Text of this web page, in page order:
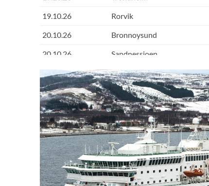
19.10.26 Rorvik
20.10.26 Bronnoysund
20.10.26 Sandnessjoen
20.10.26 Nesna
20.10.26 Ornes
20.10.26 Bodo
20.10.26 Stamsund
20.10.26 Svolvaer
21.10.26 Stokmarknes
MS